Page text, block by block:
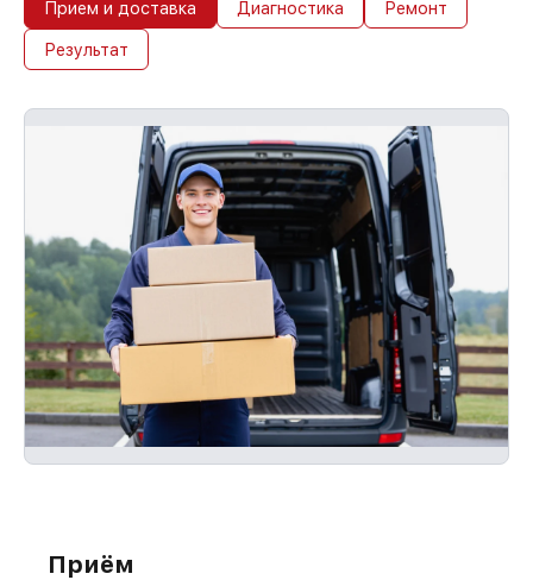
Прием и доставка Диагностика Ремонт
Результат
Приём